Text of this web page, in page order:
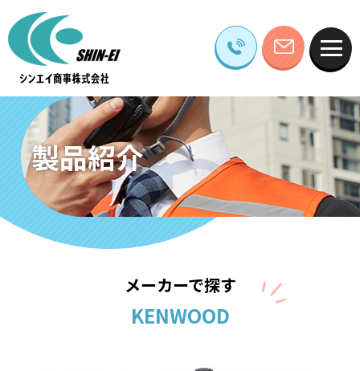
製品紹介
メーカーで探す
KENWOOD